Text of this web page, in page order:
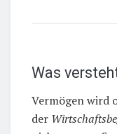
Was
Vermögen wird
der